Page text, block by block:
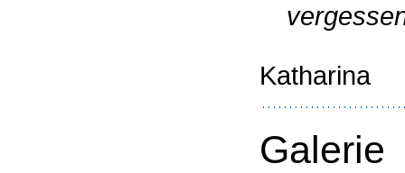
Katharina
Galerie